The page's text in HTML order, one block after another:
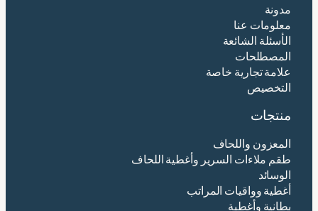
مدونة
معلومات عنا
الأسئلة الشائعة
المصطلحات
علامة تجارية خاصة
التخصيص
منتجات
المعزون واللحاف
طقم ملاءات السرير وأغطية اللحاف
الوسائد
أغطية وواقيات المراتب
بطانية وأغطية